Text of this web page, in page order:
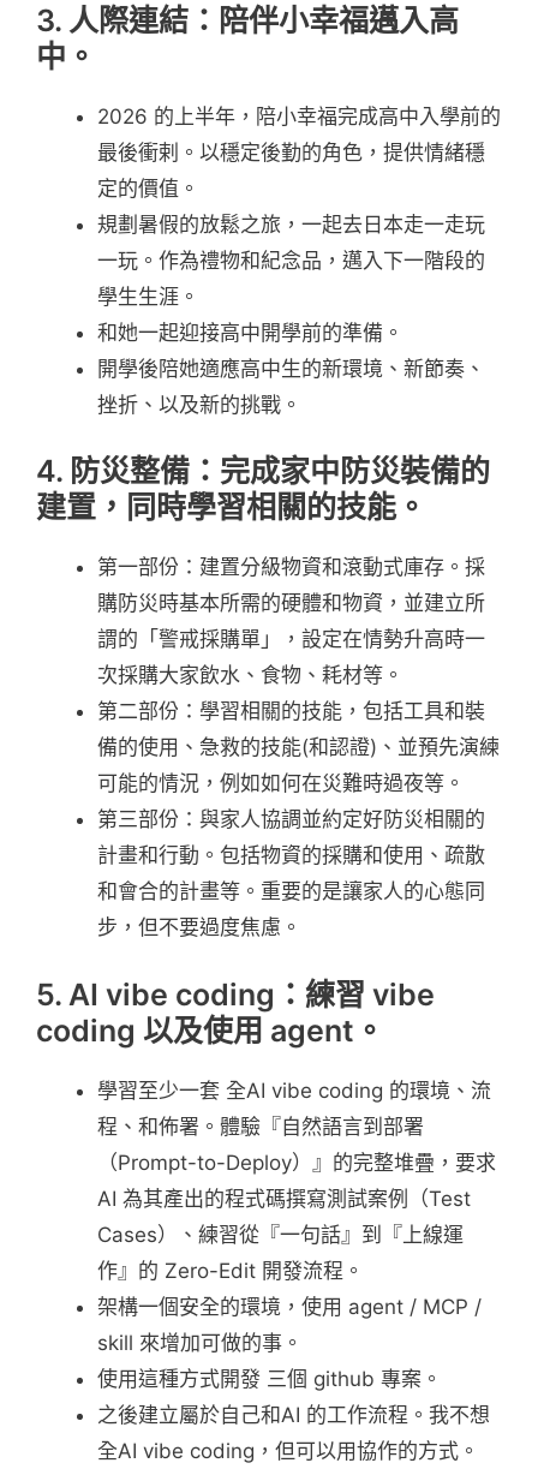
3. 人際連結：陪伴小幸福邁入高
中。
2026 的上半年，陪小幸福完成高中入學前的
最後衝剌。以穩定後勤的角色，提供情緒穩
定的價值。
規劃暑假的放鬆之旅，一起去日本走一走玩
一玩。作為禮物和紀念品，邁入下一階段的
學生生涯。
和她一起迎接高中開學前的準備。
開學後陪她適應高中生的新環境、新節奏、
挫折、以及新的挑戰。
4. 防災整備：完成家中防災裝備的
建置，同時學習相關的技能。
第一部份：建置分級物資和滾動式庫存。採
購防災時基本所需的硬體和物資，並建立所
謂的「警戒採購單」，設定在情勢升高時一
次採購大家飲水、食物、耗材等。
第二部份：學習相關的技能，包括工具和裝
備的使用、急救的技能(和認證)、並預先演練
可能的情況，例如如何在災難時過夜等。
第三部份：與家人協調並約定好防災相關的
計畫和行動。包括物資的採購和使用、疏散
和會合的計畫等。重要的是讓家人的心態同
步，但不要過度焦慮。
5. AI vibe coding：練習 vibe
coding 以及使用 agent。
學習至少一套 全AI vibe coding 的環境、流
程、和佈署。體驗『自然語言到部署
（Prompt-to-Deploy）』的完整堆疊，要求
AI 為其產出的程式碼撰寫測試案例（Test
Cases）、練習從『一句話』到『上線運
作』的 Zero-Edit 開發流程。
架構一個安全的環境，使用 agent / MCP /
skill 來增加可做的事。
使用這種方式開發 三個 github 專案。
之後建立屬於自己和AI 的工作流程。我不想
全AI vibe coding，但可以用協作的方式。